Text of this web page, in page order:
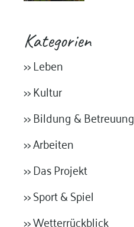
Kategorien
>> Leben
>> Kultur
>> Bildung & Betreuung
>> Arbeiten
>> Das Projekt
>> Sport & Spiel
>> Wetterrückblick